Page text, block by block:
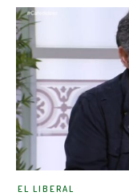
EL LIBERAL